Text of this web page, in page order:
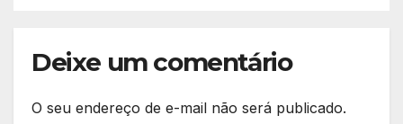
Deixe um comentário
O seu endereço de e-mail não será publicado.